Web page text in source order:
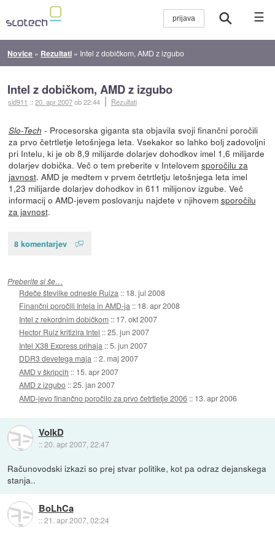
☰
Novice » Rezultati » Intel z dobičkom, AMD z izgubo
Intel z dobičkom, AMD z izgubo
sid911 ::20. apr 2007ob 22:44 Rezultati
Slo-Tech - Procesorska giganta sta objavila svoji finančni poročili
za prvo četrtletje letošnjega leta. Vsekakor so lahko bolj zadovoljni
pri Intelu, ki je ob 8,9 milijarde dolarjev dohodkov imel 1,6 milijarde
dolarjev dobička. Več o tem preberite v Intelovem sporočilu za
javnost. AMD je medtem v prvem četrtletju letošnjega leta imel
1,23 milijarde dolarjev dohodkov in 611 milijonov izgube. Več
informacij o AMD-jevem poslovanju najdete v njihovem sporočilu
za javnost.
8 komentarjev
Preberite si še…
Rdeče številke odnesle Ruiza :: 18. jul 2008
Finančni poročili Intela in AMD-ja :: 18. apr 2008
Intel z rekordnim dobičkom :: 17. okt 2007
Hector Ruiz kritizira Intel ::25. jun 2007
Intel X38 Express prihaja ::5. jun 2007
DDR3 devetega maja ::2. maj 2007
AMD v škripcih :: 15. apr 2007
AMD z izgubo ::25. jan 2007
AMD-jevo finančno poročilo za prvo četrtletje 2006 :: 13. apr 2006
VolkD
::20. apr 2007, 22:47
Računovodski izkazi so prej stvar politike, kot pa odraz dejanskega
stanja..
BoLhCa
::21. apr 2007, 02:24